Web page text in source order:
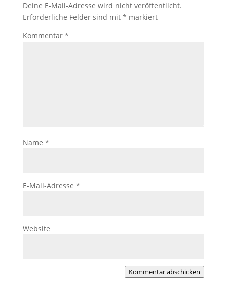
Deine E-Mail-Adresse wird nicht veröffentlicht.
Erforderliche Felder sind mit * markiert
Kommentar *
Name *
E-Mail-Adresse *
Website
Kommentar abschicken